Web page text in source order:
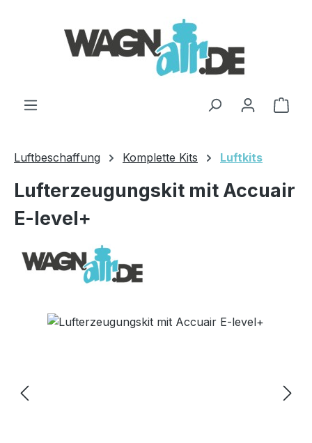
Luftbeschaffung Komplette Kits Luftkits
Lufterzeugungskit mit Accuair
E-level+
Bildergalerie überspringen